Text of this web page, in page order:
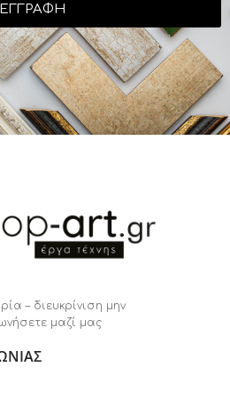
ΕΓΓΡΑΦΗ
– διευκρίνιση μην
μαζί μας